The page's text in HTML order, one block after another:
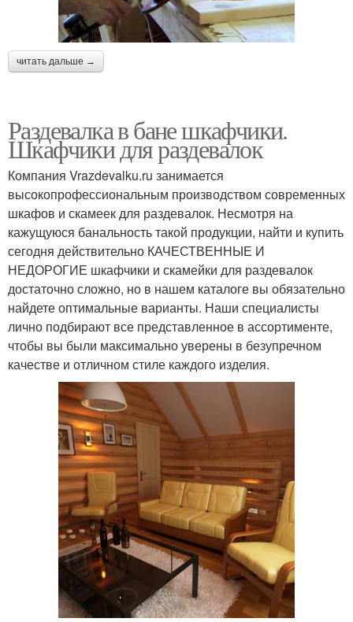
читать дальше →
Раздевалка в бане шкафчики.
Шкафчики для раздевалок
Компания Vrazdevalku.ru занимается
высокопрофессиональным производством современных
шкафов и скамеек для раздевалок. Несмотря на
кажущуюся банальность такой продукции, найти и купить
сегодня действительно КАЧЕСТВЕННЫЕ И
НЕДОРОГИЕ шкафчики и скамейки для раздевалок
достаточно сложно, но в нашем каталоге вы обязательно
найдете оптимальные варианты. Наши специалисты
лично подбирают все представленное в ассортименте,
чтобы вы были максимально уверены в безупречном
качестве и отличном стиле каждого изделия.